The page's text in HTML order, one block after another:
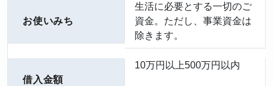
お使いみち
生活に必要とする一切のご
資金。ただし、事業資金は
除きます。
借入金額
10万円以上500万円以内